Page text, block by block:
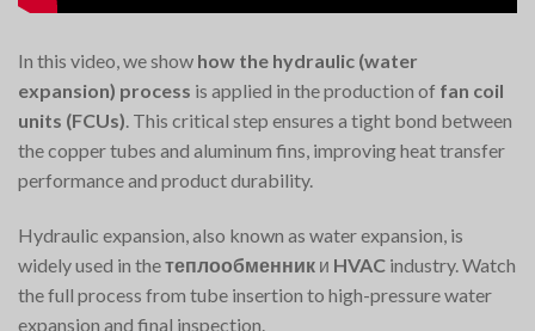
In this video, we show how the hydraulic (water
expansion) process is applied in the production of fan coil
units (FCUs) . This critical step ensures a tight bond between
the copper tubes and aluminum fins, improving heat transfer
performance and product durability.
Hydraulic expansion, also known as water expansion, is
widely used in theтеплообменник и HVAC industry. Watch
the full process from tube insertion to high-pressure water
expansion and final inspection.